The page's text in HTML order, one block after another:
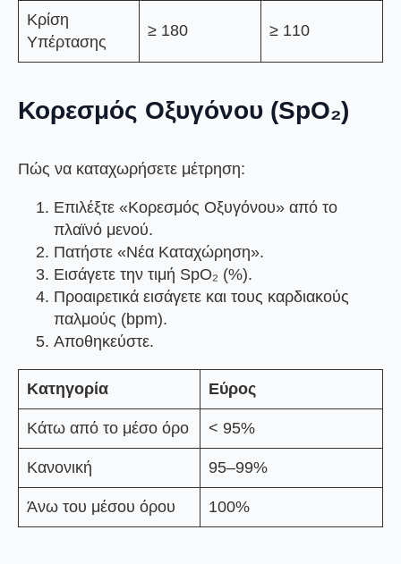
Κρίση
Υπέρτασης
≥ 180 ≥ 110
Κορεσμός Οξυγόνου (SpO₂)
Πώς να καταχωρήσετε μέτρηση:
Επιλέξτε «Κορεσμός Οξυγόνου» από το
πλαϊνό μενού.
Πατήστε «Νέα Καταχώρηση».
Εισάγετε την τιμή SpO₂ (%).
Προαιρετικά εισάγετε και τους καρδιακούς
παλμούς (bpm).
Αποθηκεύστε.
Κατηγορία Εύρος
Κάτω από το μέσο όρο < 95%
Κανονική 95–99%
Άνω του μέσου όρου 100%